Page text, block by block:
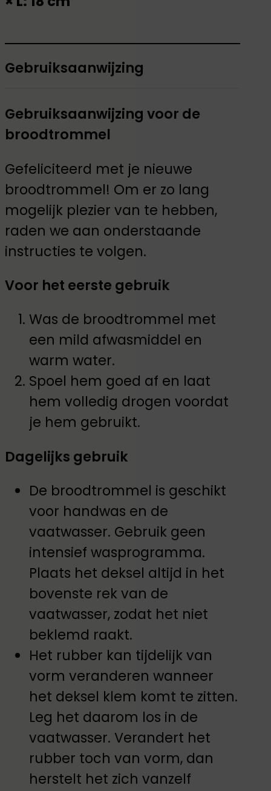
Gebruiksaanwijzing
Gebruiksaanwijzing voor de
broodtrommel
Gefeliciteerd met je nieuwe
broodtrommel! Om er zo lang
mogelijk plezier van te hebben,
raden we aan onderstaande
instructies te volgen.
Voor het eerste gebruik
Was de broodtrommel met
een mild afwasmiddel en
warm water.
Spoel hem goed af en laat
hem volledig drogen voordat
je hem gebruikt.
Dagelijks gebruik
De broodtrommel is geschikt
voor handwas en de
vaatwasser. Gebruik geen
intensief wasprogramma.
Plaats het deksel altijd in het
bovenste rek van de
vaatwasser, zodat het niet
beklemd raakt.
Het rubber kan tijdelijk van
vorm veranderen wanneer
het deksel klem komt te zitten.
Leg het daarom los in de
vaatwasser. Verandert het
rubber toch van vorm, dan
herstelt het zich vanzelf